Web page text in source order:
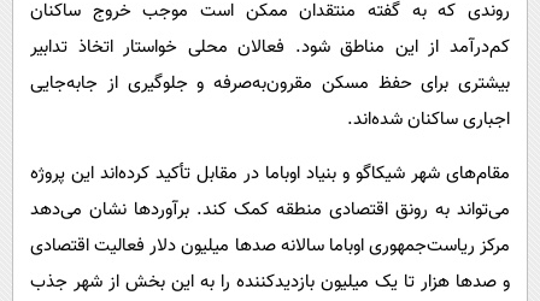
روندی که به گفته منتقدان ممکن است موجب خروج ساکنان
کم‌درآمد از این مناطق شود. فعالان محلی خواستار اتخاذ تدابیر
بیشتری برای حفظ مسکن مقرون‌به‌صرفه و جلوگیری از جابه‌جایی
اجباری ساکنان شده‌اند.
مقام‌های شهر شیکاگو و بنیاد اوباما در مقابل تأکید کرده‌اند این پروژه
می‌تواند به رونق اقتصادی منطقه کمک کند. برآوردها نشان می‌دهد
مرکز ریاست‌جمهوری اوباما سالانه صدها میلیون دلار فعالیت اقتصادی
و صدها هزار تا یک میلیون بازدیدکننده را به این بخش از شهر جذب